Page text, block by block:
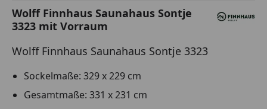
Wolff Finnhaus Saunahaus Sontje
3323 mit Vorraum
Wolff Finnhaus Saunahaus Sontje 3323
Sockelmaße: 329 x 229 cm
Gesamtmaße: 331 x 231 cm